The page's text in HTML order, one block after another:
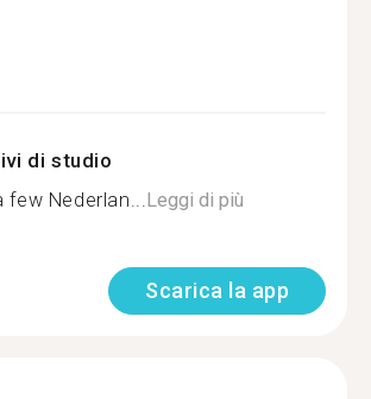
di studio
few Nederlan...Leggi di più
Scarica la app